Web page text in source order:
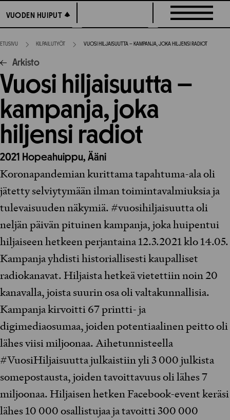
suoraan
sisältöön
VUODEN HUIPUT
VUODEN HUIPUT
ETUSIVU KILPAILUTYÖT VUOSI HILJAISUUTTA – KAMPANJA, JOKA HILJENSI RADIOT
Arkisto
Vuosi hiljaisuutta –
kampanja, joka
hiljensi radiot
2021 Hopeahuippu, Ääni
Koronapandemian kurittama tapahtuma-ala oli
jätetty selviytymään ilman toimintavalmiuksia ja
tulevaisuuden näkymiä. #vuosihiljaisuutta oli
neljän päivän pituinen kampanja, joka huipentui
hiljaiseen hetkeen perjantaina 12.3.2021 klo 14.05.
Kampanja yhdisti historiallisesti kaupalliset
radiokanavat. Hiljaista hetkeä vietettiin noin 20
kanavalla, joista suurin osa oli valtakunnallisia.
Kampanja kirvoitti 67 printti- ja
digimediaosumaa, joiden potentiaalinen peitto oli
lähes viisi miljoonaa. Aihetunnisteella
#VuosiHiljaisuutta julkaistiin yli 3 000 julkista
somepostausta, joiden tavoittavuus oli lähes 7
miljoonaa. Hiljaisen hetken Facebook-event keräsi
lähes 10 000 osallistujaa ja tavoitti 300 000